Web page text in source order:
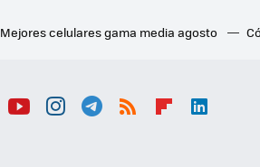
Mejores celulares gama media agosto